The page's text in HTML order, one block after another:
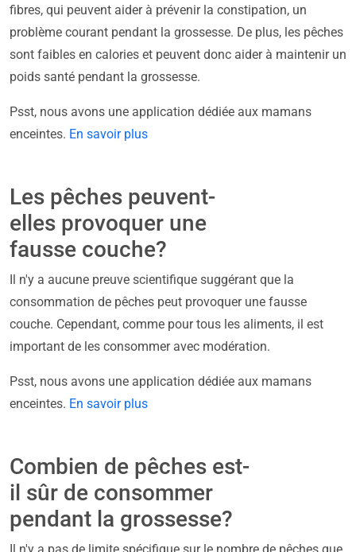
fibres, qui peuvent aider à prévenir la constipation, un
problème courant pendant la grossesse. De plus, les pêches
sont faibles en calories et peuvent donc aider à maintenir un
poids santé pendant la grossesse.
Psst, nous avons une application dédiée aux mamans
enceintes. En savoir plus
Les pêches peuvent-
elles provoquer une
fausse couche?
Il n'y a aucune preuve scientifique suggérant que la
consommation de pêches peut provoquer une fausse
couche. Cependant, comme pour tous les aliments, il est
important de les consommer avec modération.
Psst, nous avons une application dédiée aux mamans
enceintes. En savoir plus
Combien de pêches est-
il sûr de consommer
pendant la grossesse?
Il n'y a pas de limite spécifique sur le nombre de pêches que